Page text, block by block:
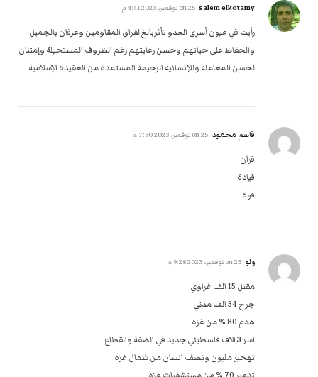
salem elkotamy 25 نوفمبر، 2023 4:41 م
رأيت في عيون أسرى العدو تأثربالغ لفراق المقاومين وعرفان بالجميل
والحفاظ على حياتهم وحسن رعايتهم رغم الظروف المستحيلة وإمتنان
لحسن المعاملة وللإنسانية الرحيمة المستمدة من العقيدة الإسلامية
قاسم محمود 25 نوفمبر، 2023 7:30 م
قرآن
قيادة
قوة
ولو 25 نوفمبر، 2023 9:28 م
مقتل 15 الف غزاوي
جرح 34 الف مدني
هدم 80 % من غزه
اسر 3 الاف فلسطيني جديد في الضفة والقطاع
تهجير مليون ونصف انسان من شمال غزه